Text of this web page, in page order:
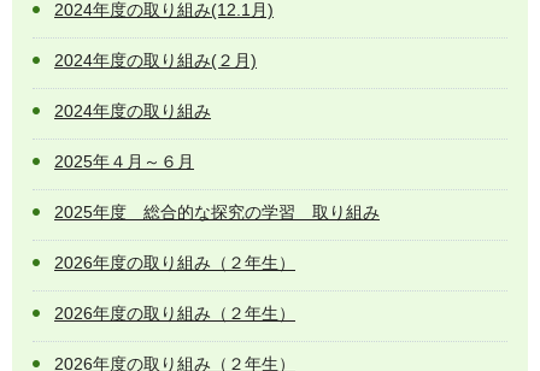
2024年度の取り組み(12.1月)
2024年度の取り組み(２月)
2024年度の取り組み
2025年４月～６月
2025年度 総合的な探究の学習 取り組み
2026年度の取り組み（２年生）
2026年度の取り組み（２年生）
2026年度の取り組み（２年生）